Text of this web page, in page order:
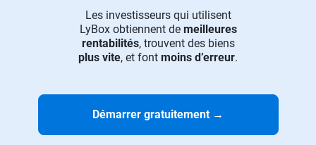
Les investisseurs qui utilisent
LyBox obtiennent de meilleures
rentabilités, trouvent des biens
plus vite, et font moins d’erreur.
Démarrer gratuitement →